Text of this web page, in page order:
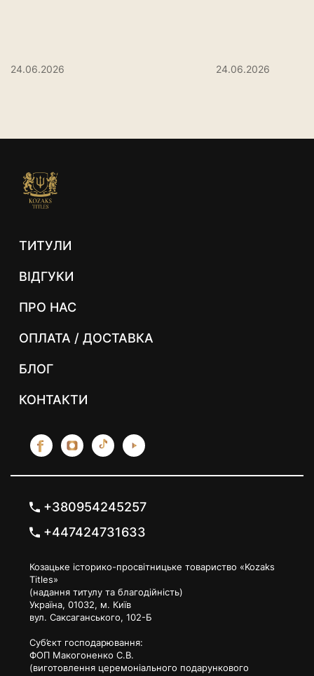
24.06.2026 24.06.2026
ТИТУЛИ
ВІДГУКИ
ПРО НАС
ОПЛАТА / ДОСТАВКА
БЛОГ
КОНТАКТИ
+380954245257
+447424731633
Козацьке історико-просвітницьке товариство «Kozaks
Titles»
(надання титулу та благодійність)
Україна, 01032, м. Київ
вул. Саксаганського, 102-Б
Суб’єкт господарювання:
ФОП Макогоненко С.В.
(виготовлення церемоніального подарункового